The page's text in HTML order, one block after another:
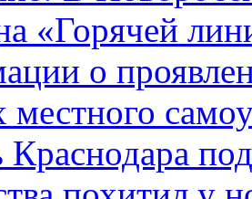
«Горячей
о
местного